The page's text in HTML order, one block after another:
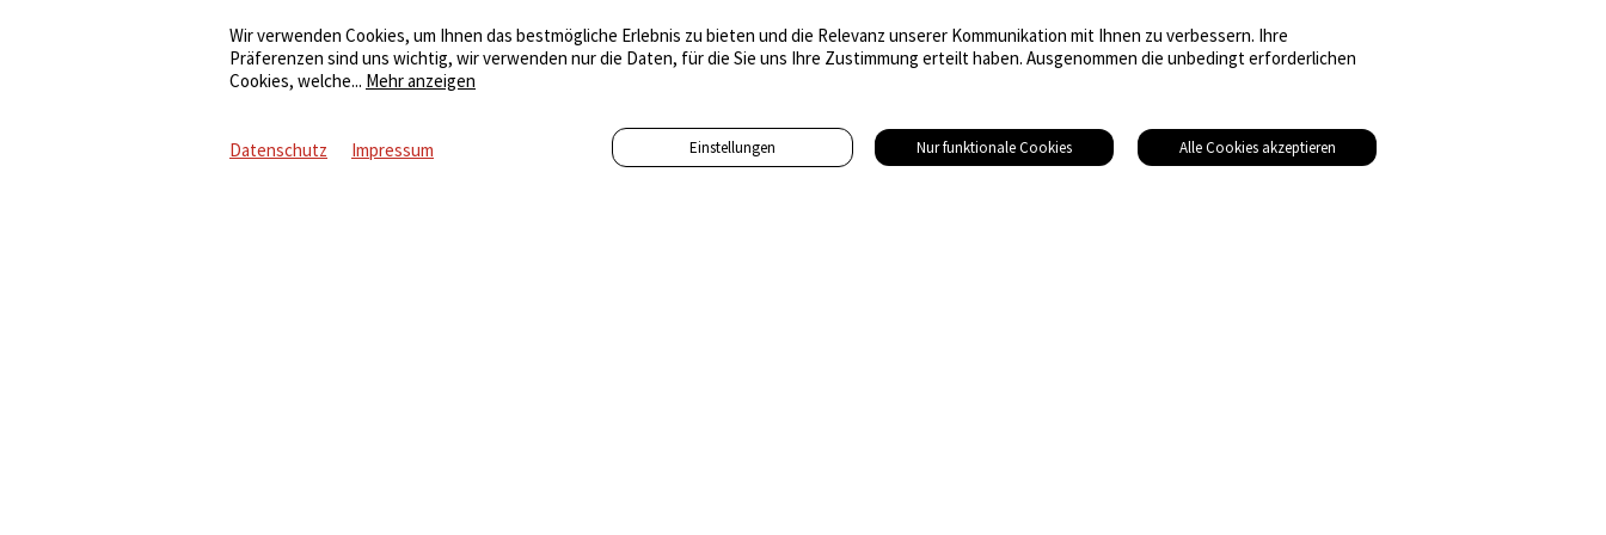
Wir verwenden Cookies, um Ihnen das bestmögliche Erlebnis zu bieten und die Relevanz unserer Kommunikation mit Ihnen zu verbessern. Ihre
Präferenzen sind uns wichtig, wir verwenden nur die Daten, für die Sie uns Ihre Zustimmung erteilt haben. Ausgenommen die unbedingt erforderlichen
Cookies, welche... Mehr anzeigen
Datenschutz Impressum Einstellungen Nur funktionale Cookies Alle Cookies akzeptieren